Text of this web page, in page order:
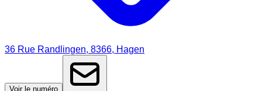
36 Rue Randlingen, 8366, Hagen
Voir le numéro